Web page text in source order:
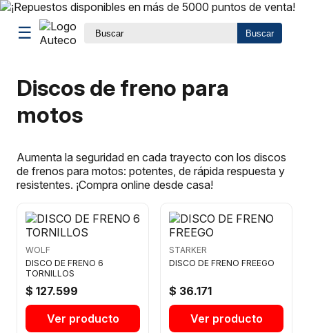
☰ Buscar
Discos de freno para
motos
Aumenta la seguridad en cada trayecto con los discos
de frenos para motos: potentes, de rápida respuesta y
resistentes. ¡Compra online desde casa!
WOLF
DISCO DE FRENO 6
TORNILLOS
$ 127.599
Ver producto
STARKER
DISCO DE FRENO FREEGO
$ 36.171
Ver producto